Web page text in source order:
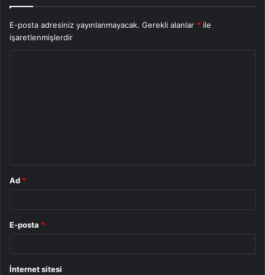
E-posta adresiniz yayınlanmayacak. Gerekli alanlar * ile
işaretlenmişlerdir
Ad *
E-posta *
İnternet sitesi